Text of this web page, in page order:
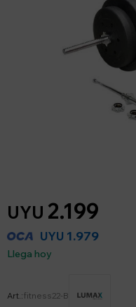
UYU 2.199
UYU 1.979
Llega hoy
fitness22-B